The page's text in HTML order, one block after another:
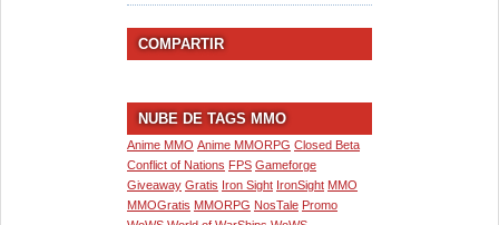
COMPARTIR
NUBE DE TAGS MMO
Anime MMO Anime MMORPG Closed Beta
Conflict of Nations FPS Gameforge
Giveaway Gratis Iron Sight IronSight MMO
MMOGratis MMORPG NosTale Promo